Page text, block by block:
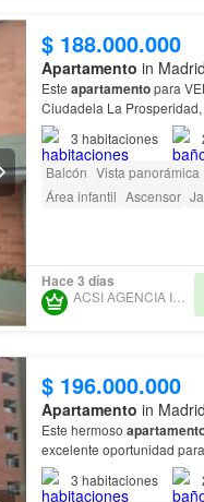
$ 188.000.000
Apartamento in
Este apartamentopara
Ciudadela La
esperes más y visita este
3 habitaciones
Balcón Vista panorámica
Área infantil Ascensor
Hace 3 días
ACSI AGENCIA INMOBILIARIA
$ 196.000.000
Apartamento in
Este hermoso
excelente oportunidad
apartamento Madrides
3 habitaciones